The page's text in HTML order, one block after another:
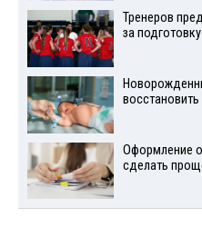
Тренеров
за
восстановить
Оформление
сделать